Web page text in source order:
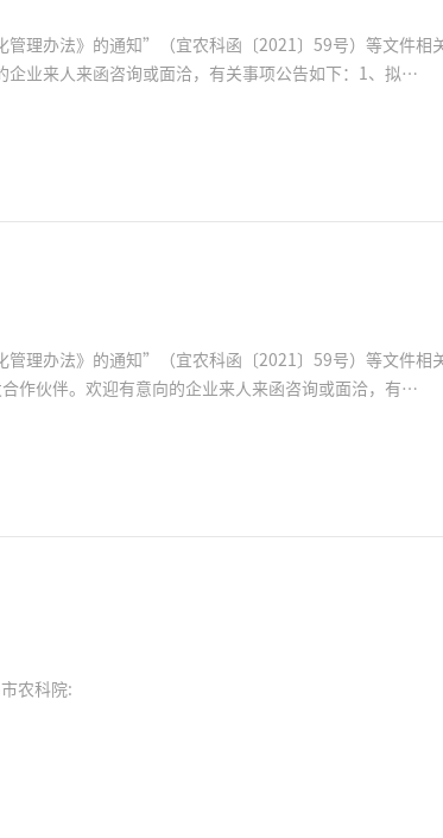
理办法》的通知”（宜农科函〔2021〕59号）等文件相
企业来人来函咨询或面洽，有关事项公告如下：1、拟…
理办法》的通知”（宜农科函〔2021〕59号）等文件相
作伙伴。欢迎有意向的企业来人来函咨询或面洽，有…
农科院: